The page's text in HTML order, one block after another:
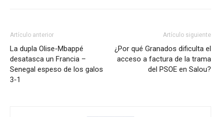
Artículo anterior
La dupla Olise-Mbappé
desatasca un Francia –
Senegal espeso de los galos
3-1
Artículo siguiente
¿Por qué Granados dificulta el
acceso a factura de la trama
del PSOE en Salou?